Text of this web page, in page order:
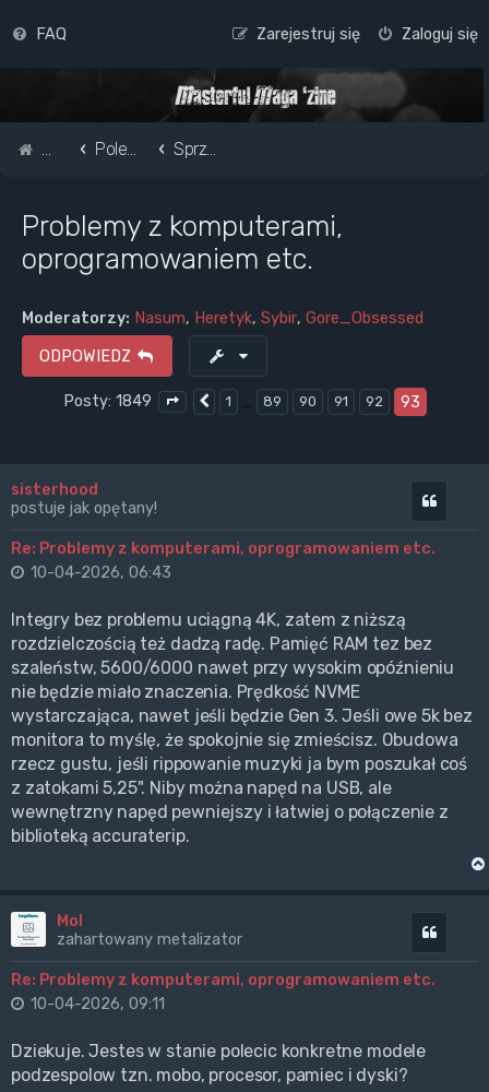
FAQ Zaloguj się
Zarejestruj się
Strona główna
Pole do popisu... Sprzęt - instrumenty, audio, komputery, telefony, CDs, LPs, kasety
Problemy z komputerami,
oprogramowaniem etc.
Moderatorzy: Nasum, Heretyk, Sybir, Gore_Obsessed
ODPOWIEDZ
Posty: 1849 Strona93z 93
Poprzednia
1 … 89 90 91 92 93
sisterhood
postuje jak opętany!
Re: Problemy z komputerami, oprogramowaniem etc.
10-04-2026, 06:43
Integry bez problemu uciągną 4K, zatem z niższą
rozdzielczością też dadzą radę. Pamięć RAM tez bez
szaleństw, 5600/6000 nawet przy wysokim opóźnieniu
nie będzie miało znaczenia. Prędkość NVME
wystarczająca, nawet jeśli będzie Gen 3. Jeśli owe 5k bez
monitora to myślę, że spokojnie się zmieścisz. Obudowa
rzecz gustu, jeśli rippowanie muzyki ja bym poszukał coś
z zatokami 5,25". Niby można napęd na USB, ale
wewnętrzny napęd pewniejszy i łatwiej o połączenie z
biblioteką accuraterip.
Mol
zahartowany metalizator
Re: Problemy z komputerami, oprogramowaniem etc.
10-04-2026, 09:11
Dziekuje. Jestes w stanie polecic konkretne modele
podzespolow tzn. mobo, procesor, pamiec i dyski?